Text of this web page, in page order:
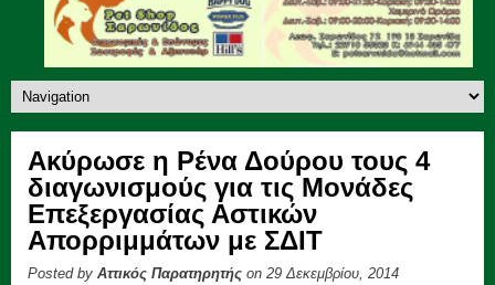
Ακύρωσε η Ρένα Δούρου τους 4
διαγωνισμούς για τις Μονάδες
Επεξεργασίας Αστικών
Απορριμμάτων με ΣΔΙΤ
Posted by Αττικός Παρατηρητής on 29 Δεκεμβρίου, 2014